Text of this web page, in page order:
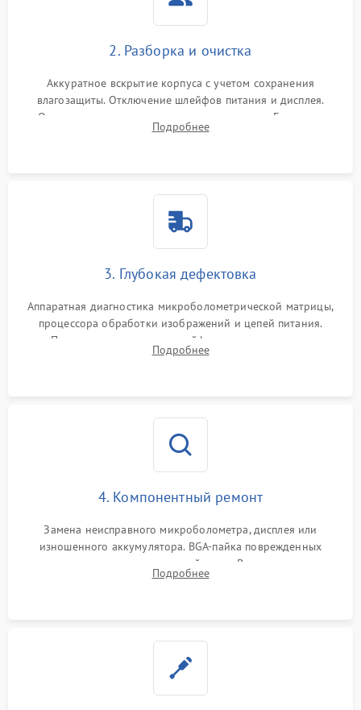
2. Разборка и очистка
Аккуратное вскрытие корпуса с учетом сохранения
влагозащиты. Отключение шлейфов питания и дисплея.
Очистка внутренних плат от окислов и пыли. Бережная
обработка германиевого объектива специализированными
Подробнее
3. Глубокая дефектовка
Аппаратная диагностика микроболометрической матрицы,
процессора обработки изображений и цепей питания.
Проверка целостности шлейфов, модуля памяти и
интерфейсов связи. Выявление сгоревших SMD-компонентов
Подробнее
4. Компонентный ремонт
Замена неисправного микроболометра, дисплея или
изношенного аккумулятора. BGA-пайка поврежденных
контроллеров на материнской плате. Восстановление
разъемов и кнопок, замена поврежденных элементов
Подробнее